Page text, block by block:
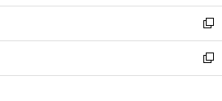
開
く
ウ
で
開
く
ン
ド
ウ
で
開
ウ
ィ
ン
ド
ウ
し
い
ウ
ィ
ン
新
し
い
ウ
新
し